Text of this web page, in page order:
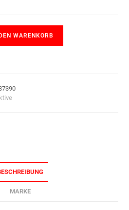
WARENKORB
MARKE